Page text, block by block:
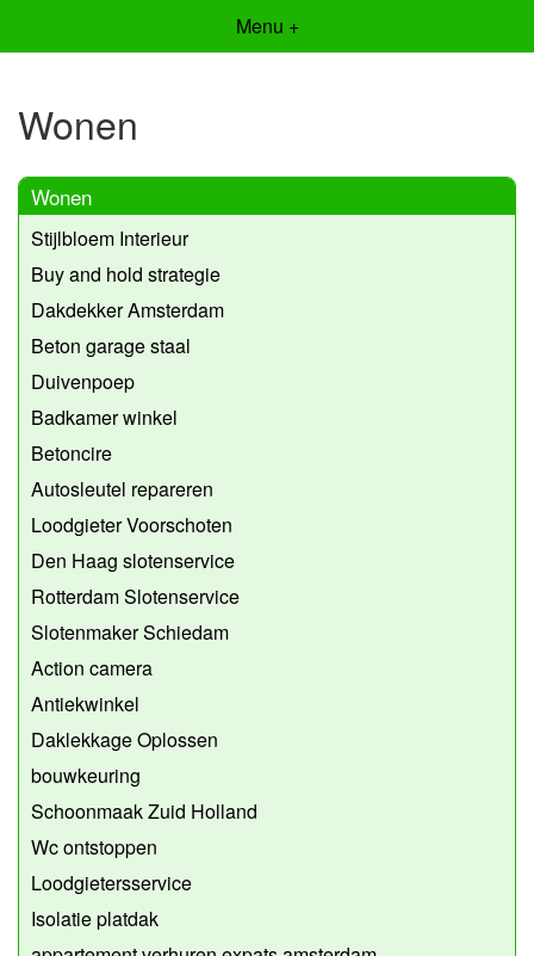
Menu +
Wonen
Wonen
Stijlbloem Interieur
Buy and hold strategie
Dakdekker Amsterdam
Beton garage staal
Duivenpoep
Badkamer winkel
Betoncire
Autosleutel repareren
Loodgieter Voorschoten
Den Haag slotenservice
Rotterdam Slotenservice
Slotenmaker Schiedam
Action camera
Antiekwinkel
Daklekkage Oplossen
bouwkeuring
Schoonmaak Zuid Holland
Wc ontstoppen
Loodgietersservice
Isolatie platdak